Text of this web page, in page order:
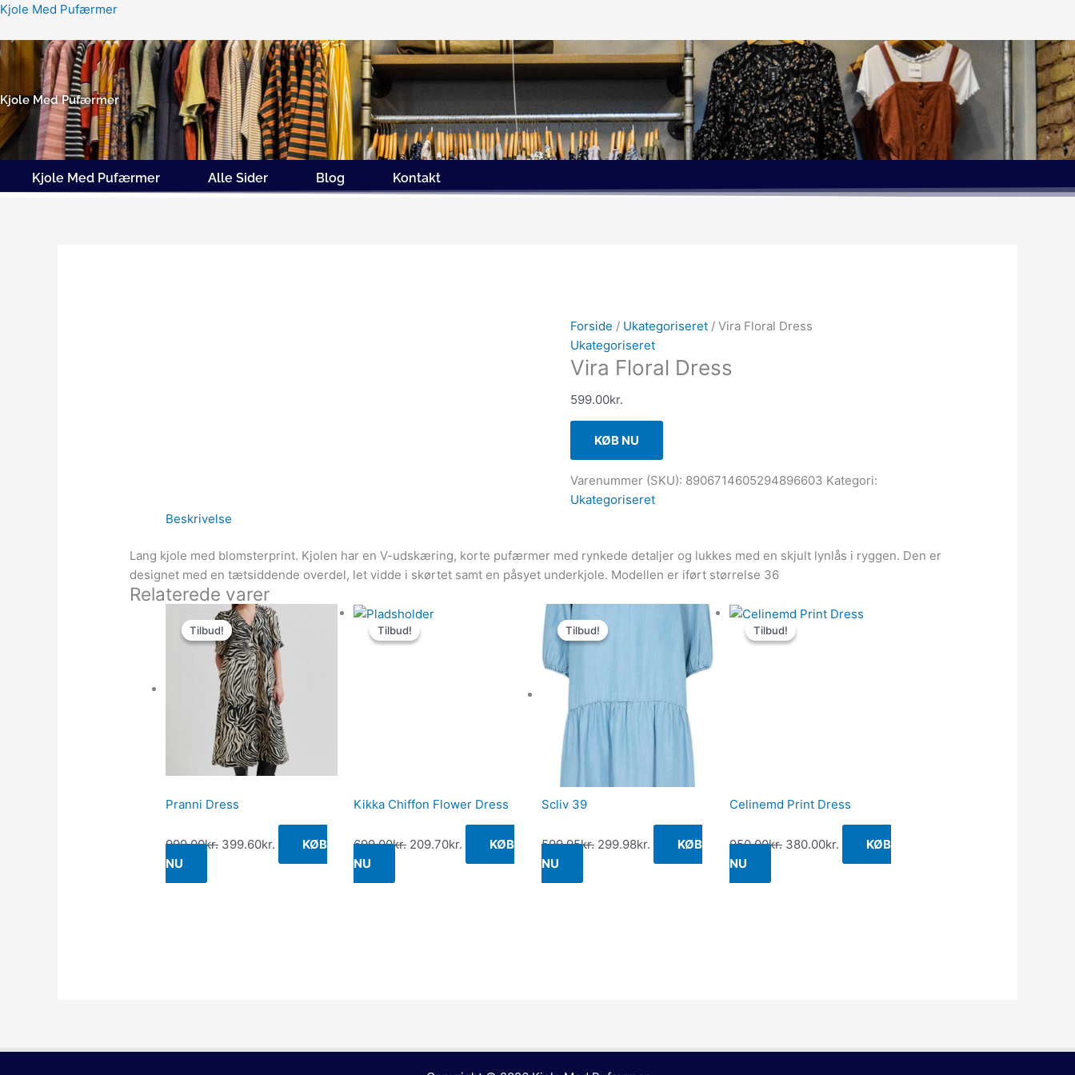
Gå
indholdet
Kjole Med Pufærmer
Kjole Med Pufærmer
Kjole Med Pufærmer Alle Sider Blog Kontakt
Forside / Ukategoriseret/ Vira Floral Dress
Ukategoriseret
Vira Floral Dress
599.00kr.
KØB NU
Varenummer (SKU): 8906714605294896603 Kategori:
Ukategoriseret
Beskrivelse
Lang kjole med blomsterprint. Kjolen har en V-udskæring, korte pufærmer med rynkede detaljer og lukkes med en skjult lynlås i ryggen. Den er
designet med en tætsiddende overdel, let vidde i skørtet samt en påsyet underkjole. Modellen er iført størrelse 36
Relaterede varer
Tilbud!
Tilbud!
Pranni Dress
999.00kr.
Den
oprindelige
pris
var:
999.00kr..
399.60kr.
Den
aktuelle
pris
er:
399.60kr..
KØB
NU
Tilbud!
Tilbud!
Kikka Chiffon Flower Dress
699.00kr.
Den
oprindelige
209.70kr.
KØB
NU
Tilbud!
Tilbud!
Scliv 39
599.95kr.
oprindelige
299.98kr.
aktuelle
299.98kr..
KØB
NU
Tilbud!
Tilbud!
Celinemd Print Dress
950.00kr.
Den
oprindelige
380.00kr.
Den
KØB
NU